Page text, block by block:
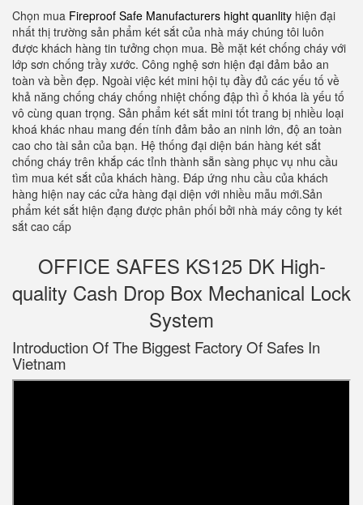
Chọn mua Fireproof Safe Manufacturers hight quanlity hiện đại
nhất thị trường sản phẩm két sắt của nhà máy chúng tôi luôn
được khách hàng tin tưởng chọn mua. Bề mặt két chống cháy với
lớp sơn chống trầy xước. Công nghệ sơn hiện đại đảm bảo an
toàn và bền đẹp. Ngoài việc két mini hội tụ đầy đủ các yếu tố về
khả năng chống cháy chống nhiệt chống đập thì ổ khóa là yếu tố
vô cùng quan trọng. Sản phẩm két sắt mini tốt trang bị nhiều loại
khoá khác nhau mang đến tính đảm bảo an ninh lớn, độ an toàn
cao cho tài sản của bạn. Hệ thống đại diện bán hàng két sắt
chống cháy trên khắp các tỉnh thành sẵn sàng phục vụ nhu cầu
tìm mua két sắt của khách hàng. Đáp ứng nhu cầu của khách
hàng hiện nay các cửa hàng đại diện với nhiều mẫu mới.Sản
phẩm két sắt hiện đạng được phân phối bởi nhà máy công ty két
sắt cao cấp
OFFICE SAFES KS125 DK High-
quality Cash Drop Box Mechanical Lock
System
Introduction Of The Biggest Factory Of Safes In
Vietnam